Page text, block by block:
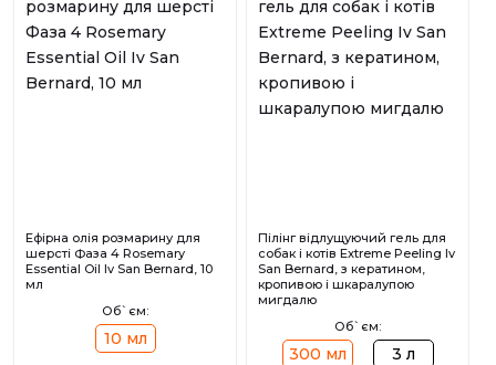
Ефірна олія розмарину для
шерсті Фаза 4 Rosemary
Essential Oil Iv San Bernard, 10
мл
Об`єм:
10 мл
Пілінг відлущуючий гель для
собак і котів Extreme Peeling Iv
San Bernard, з кератином,
кропивою і шкаралупою
мигдалю
Об`єм:
300 мл 3 л